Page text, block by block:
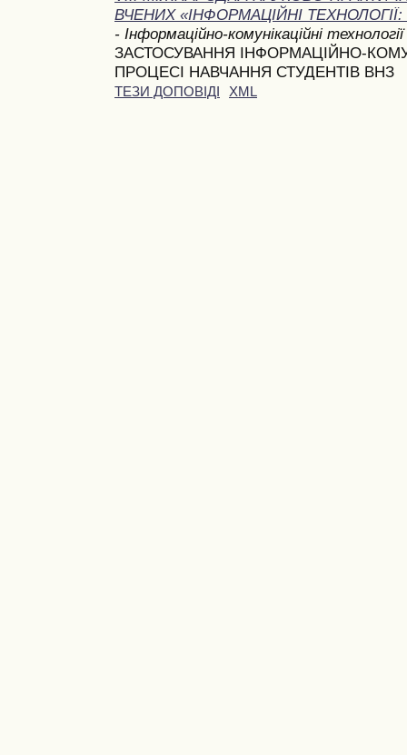
ВЧЕНИХ «ІНФОРМАЦІЙНІ
- Інформаційно-комунікаційні
ЗАСТОСУВАННЯ ІНФОРМАЦІЙНО-
ПРОЦЕСІ НАВЧАННЯ СТУДЕНТІВ ВНЗ
ТЕЗИ ДОПОВІДІ XML